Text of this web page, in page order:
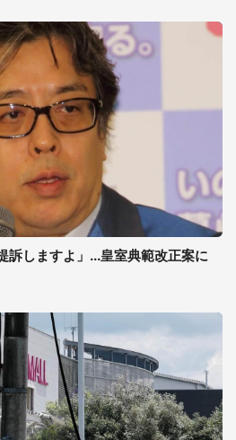
訴しますよ」...皇室典範改正案に